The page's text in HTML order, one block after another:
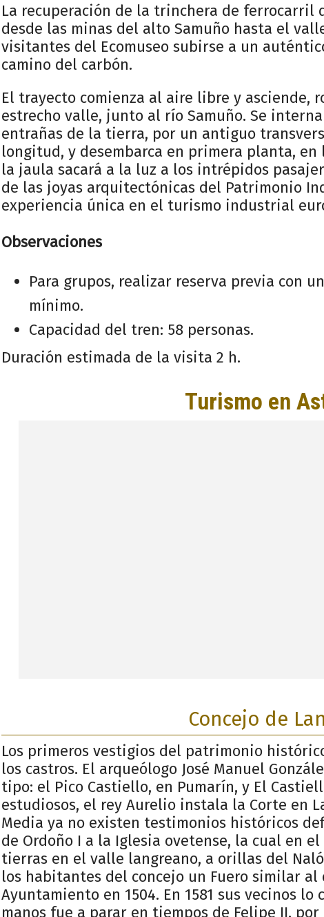
La recuperación de la trinchera de ferrocarril
desde las minas del alto Samuño hasta el
visitantes del Ecomuseo subirse a un
camino del carbón.
El trayecto comienza al aire libre y asciende,
estrecho valle, junto al río Samuño. Se
entrañas de la tierra, por un antiguo
longitud, y desembarca en primera planta, en
la jaula sacará a la luz a los intrépidos
de las joyas arquitectónicas del Patrimonio
experiencia única en el turismo industrial
Observaciones
Para grupos, realizar reserva previa con
mínimo.
Capacidad del tren: 58 personas.
Duración estimada de la visita 2 h.
Concejo de
Los primeros vestigios del patrimonio
los castros. El arqueólogo José Manuel
tipo: el Pico Castiello, en Pumarín, y El
estudiosos, el rey Aurelio instala la Corte en
Media ya no existen testimonios históricos
de Ordoño I a la Iglesia ovetense, la cual en el
tierras en el valle langreano, a orillas del
los habitantes del concejo un Fuero similar al
Ayuntamiento en 1504. En 1581 sus vecinos lo
manos fue a parar en tiempos de Felipe II,